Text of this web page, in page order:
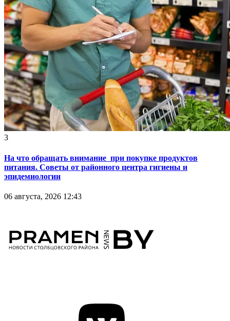
3
На что обращать внимание при покупке продуктов
питания. Советы от районного центра гигиены и
эпидемиологии
06 августа, 2026 12:43